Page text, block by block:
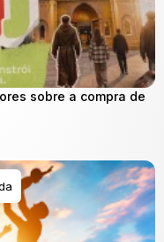
sobre a compra de